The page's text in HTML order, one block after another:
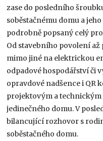
zase do posledního
soběstačnému domu a
podrobně popsaný celý
Od stavebního povolení
mimo jiné na elektrickou
odpadové hospodářství či
opravdové nadšence i QR
projektovým a
jedinečného domu. V
bilancující rozhovor s
soběstačného domu.